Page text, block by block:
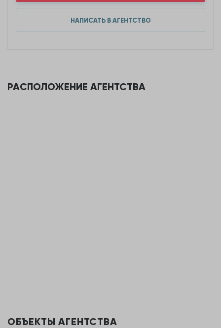
НАПИСАТЬ В АГЕНТСТВО
РАСПОЛОЖЕНИЕ АГЕНТСТВА
ОБЪЕКТЫ АГЕНТСТВА